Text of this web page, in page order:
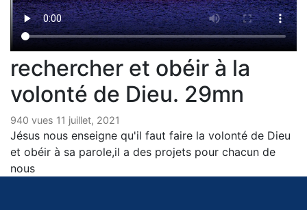
rechercher et obéir à la
volonté de Dieu. 29mn
940 vues 11 juillet, 2021
Jésus nous enseigne qu'il faut faire la volonté de Dieu
et obéir à sa parole,il a des projets pour chacun de
nous